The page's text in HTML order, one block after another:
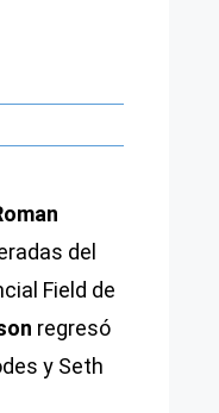
del
Field de
regresó
y Seth